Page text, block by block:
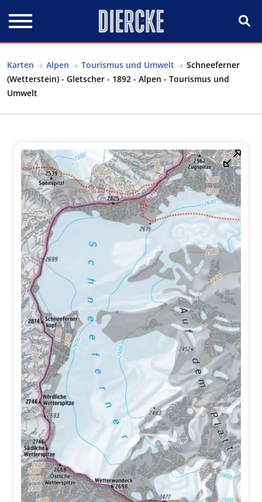
Karten Alpen Tourismus und Umwelt
Schneeferner
(Wetterstein) - Gletscher - 1892 - Alpen - Tourismus und
Umwelt